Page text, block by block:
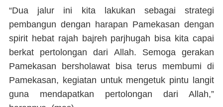
“Dua jalur ini kita lakukan sebagai strategi
pembangun dengan harapan Pamekasan dengan
spirit hebat rajah bajreh parjhugah bisa kita capai
berkat pertolongan dari Allah. Semoga gerakan
Pamekasan bersholawat bisa terus membumi di
Pamekasan, kegiatan untuk mengetuk pintu langit
guna mendapatkan pertolongan dari Allah,”